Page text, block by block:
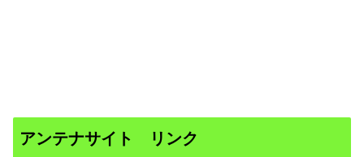
アンテナサイト リンク